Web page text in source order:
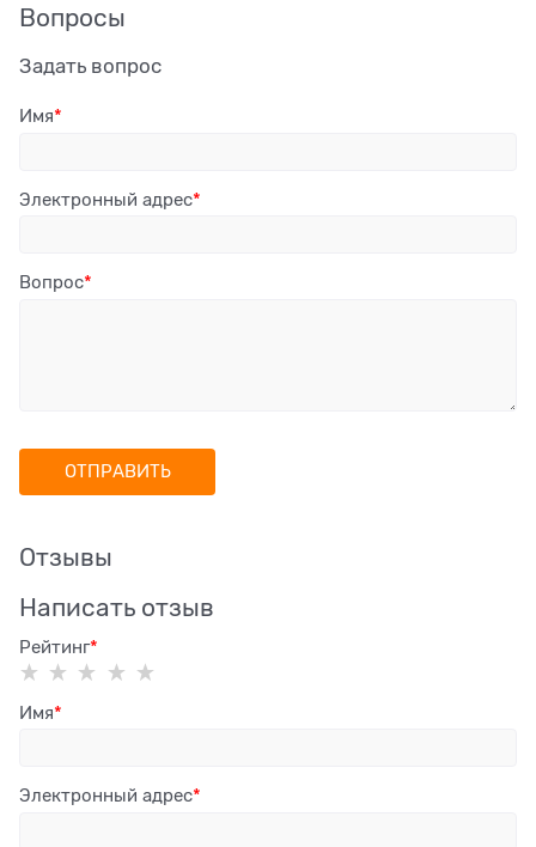
Вопросы
Задать вопрос
Имя
Электронный адрес
Вопрос
Отзывы
Написать отзыв
Рейтинг
Имя
Электронный адрес